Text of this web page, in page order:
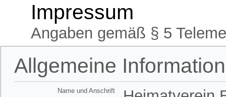
Impressum
Angaben gemäß § 5
Allgemeine
Name und Anschrift